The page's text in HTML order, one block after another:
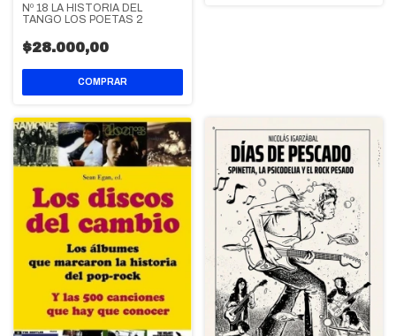
Nº 18 LA HISTORIA DEL
TANGO LOS POETAS 2
$28.000,00